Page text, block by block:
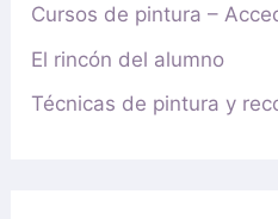
Cursos de pintura –
El rincón del alumno
Técnicas de pintura y